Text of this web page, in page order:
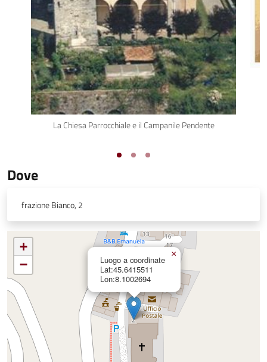
La Chiesa Parrocchiale e il Campanile Pendente
Dove
frazione Bianco, 2
Luogo a coordinate
Lat:45.6415511
Lon:8.1002694
×
+
−